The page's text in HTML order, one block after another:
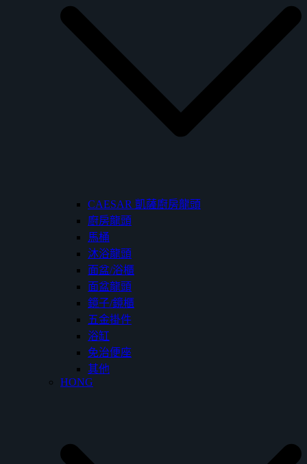
CAESAR 凱薩廚房龍頭
廚房龍頭
馬桶
沐浴龍頭
面盆/浴櫃
面盆龍頭
鏡子/鏡櫃
五金掛件
浴缸
免治便座
其他
HONG